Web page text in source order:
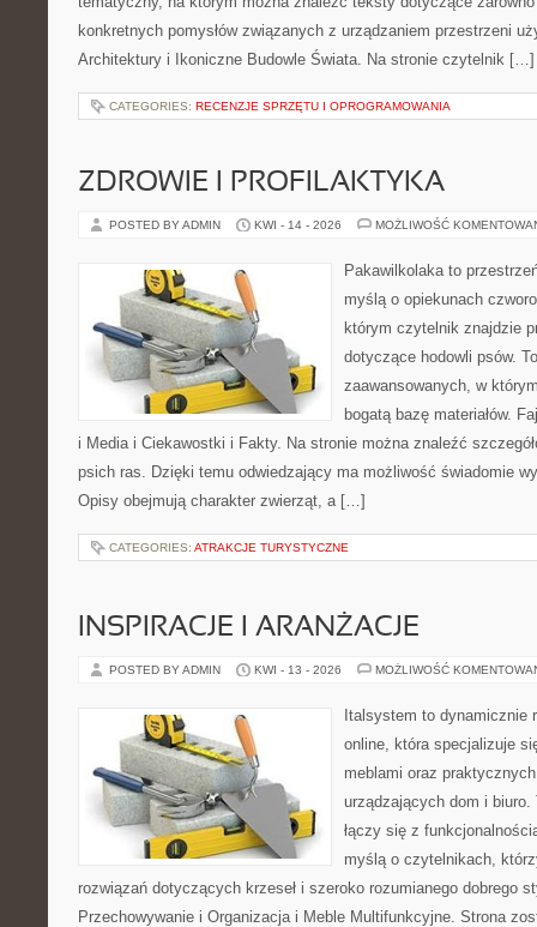
konkretnych pomysłów związanych z urządzaniem przestrzeni
Architektury i Ikoniczne Budowle Świata. Na stronie czytelnik […]
CATEGORIES: RECENZJE SPRZĘTU I OPROGRAMOWANIA
ZDROWIE I PROFILAKTYKA
POSTED BY ADMIN KWI - 14 - 2026 MOŻLIWOŚĆ
Pakawilkolaka to
myślą o opiekunach
którym czytelnik znajdzie
dotyczące hodowli psów.
zaawansowanych, w
bogatą bazę materiałów.
i Media i Ciekawostki i Fakty. Na stronie można znaleźć
psich ras. Dzięki temu odwiedzający ma możliwość świadomie
Opisy obejmują charakter zwierząt, a […]
CATEGORIES: ATRAKCJE TURYSTYCZNE
INSPIRACJE I ARANŻACJE
POSTED BY ADMIN KWI - 13 - 2026 MOŻLIWOŚĆ
Italsystem to dynamicznie
online, która specjalizuje
meblami oraz
urządzających dom i
łączy się z
myślą o czytelnikach,
rozwiązań dotyczących krzeseł i szeroko rozumianego dobrego
Przechowywanie i Organizacja i Meble Multifunkcyjne. Strona